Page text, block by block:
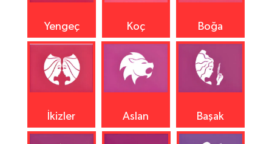
Yengeç Koç Boğa
İkizler Aslan Başak